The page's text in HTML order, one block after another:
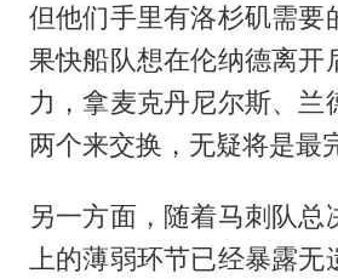
但他们手里有洛杉矶需要
果快船队想在伦纳德离开
力，拿麦克丹尼尔斯、兰
两个来交换，无疑将是最
另一方面，随着马刺队总
上的薄弱环节已经暴露无